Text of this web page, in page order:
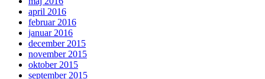
april 2016
februar 2016
januar 2016
december 2015
november 2015
oktober 2015
september 2015